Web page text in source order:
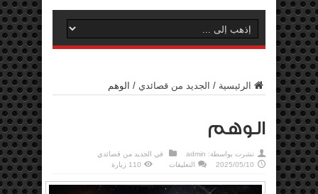
الرئيسية / الجديد من قصائدي / الوهم
الوهم
نشرت بواسطة: admin في الجديد من قصائدي
2025/05/10
التعليقات 110 زيارة